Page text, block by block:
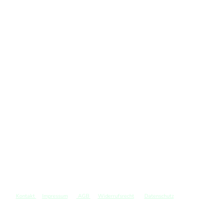
Kontakt Impressum AGB Widerrufsrecht Datenschutz